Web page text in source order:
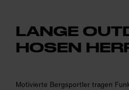
LANGE
HOSEN
Motivierte Bergsportler tragen